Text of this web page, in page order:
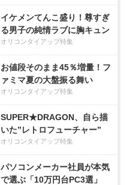
イケメンてんこ盛り！尊すぎ
る男子の純情ラブに胸キュン
オリコンタイアップ特集
お値段そのまま45％増量！フ
ァミマ夏の大盤振る舞い
オリコンタイアップ特集
SUPER★DRAGON、自ら描
いた”レトロフューチャー”
オリコンタイアップ特集
パソコンメーカー社員が本気
で選ぶ「10万円台PC3選」